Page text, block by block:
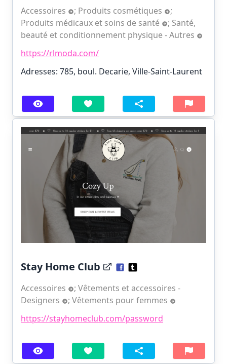
Accessoires ; Produits cosmétiques
;
Produits médicaux et soins de santé
; Santé,
beauté et conditionnement physique - Autres
https://rlmoda.com/
Adresses: 785, boul. Decarie, Ville-Saint-Laurent
Stay Home Club
Accessoires ; Vêtements et accessoires -
Designers
; Vêtements pour femmes
https://stayhomeclub.com/password